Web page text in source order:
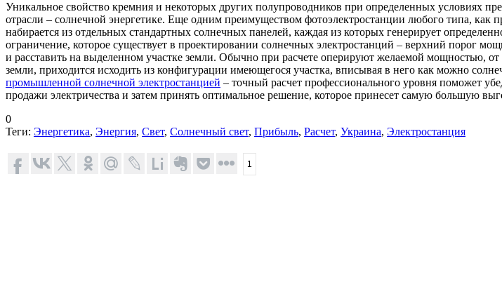
Уникальное свойство кремния и некоторых других полупроводников при определенных условиях
отрасли – солнечной энергетике. Еще одним преимуществом фотоэлектростанции любого типа, как
набирается из отдельных стандартных солнечных панелей, каждая из которых генерирует
ограничение, которое существует в проектировании солнечных электростанций – верхний порог
и расставить на выделенном участке земли. Обычно при расчете оперируют желаемой мощностью, от
земли, приходится исходить из конфигурации имеющегося участка, вписывая в него как можно
промышленной солнечной электростанцией – точный расчет профессионального уровня поможет
продажи электричества и затем принять оптимальное решение, которое принесет самую большую
0
Теги: Энергетика, Энергия, Свет, Солнечный свет, Прибыль, Расчет, Украина, Электростанция
1